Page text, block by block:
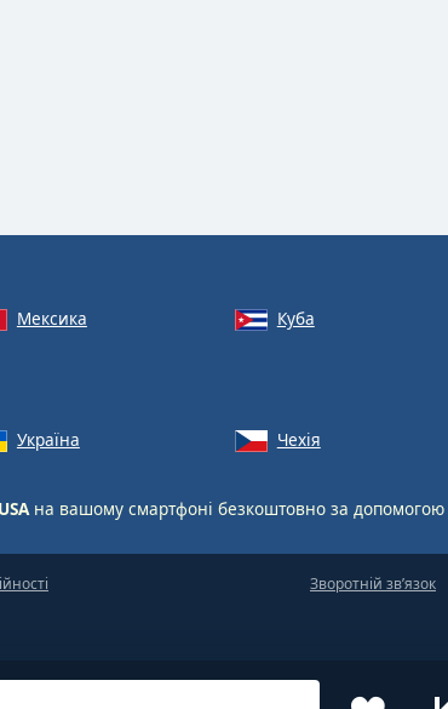
Мексика Куба
Україна Чехія
на вашому смартфоні безкоштовно за допомогою
Зворотній зв’язок